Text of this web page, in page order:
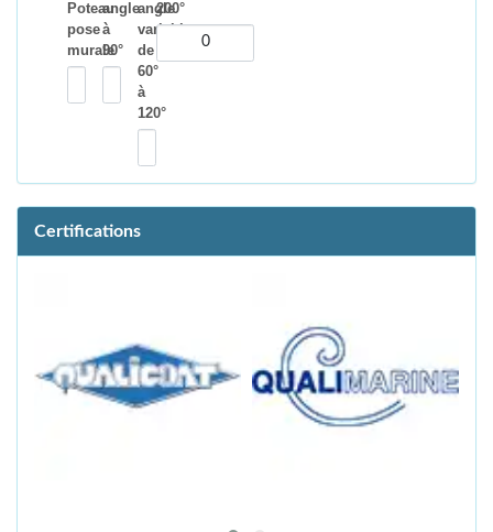
Poteau
pose
murale
angle
à
90°
angle
variable
de
60°
à
120°
200°
Certifications